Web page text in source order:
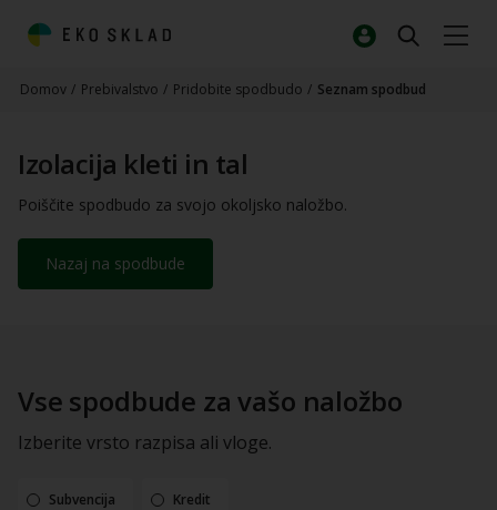
Domov / Prebivalstvo / Pridobite spodbudo / Seznam spodbud
Izolacija kleti in tal
Poiščite spodbudo za svojo okoljsko naložbo.
Nazaj na spodbude
Vse spodbude za vašo naložbo
Izberite vrsto razpisa ali vloge.
Subvencija Kredit